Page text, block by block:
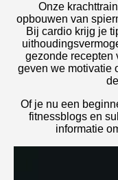
Onze
opbouwen van
Bij cardio krijg je
gezonde recepten
geven we motivatie
Of je nu een
fitnessblogs en
informatie